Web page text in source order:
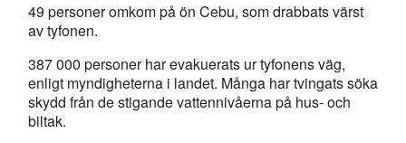
49 personer omkom på ön Cebu, som drabbats värst
av tyfonen.
387 000 personer har evakuerats ur tyfonens väg,
enligt myndigheterna i landet. Många har tvingats söka
skydd från de stigande vattennivåerna på hus- och
biltak.